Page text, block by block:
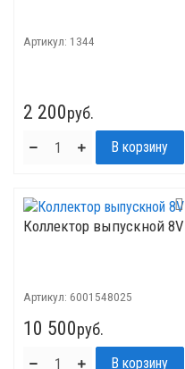
Артикул: 1344
2 200руб.
Коллектор выпускной 8V
Артикул: 6001548025
10 500руб.